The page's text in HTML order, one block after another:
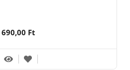
690,00 Ft